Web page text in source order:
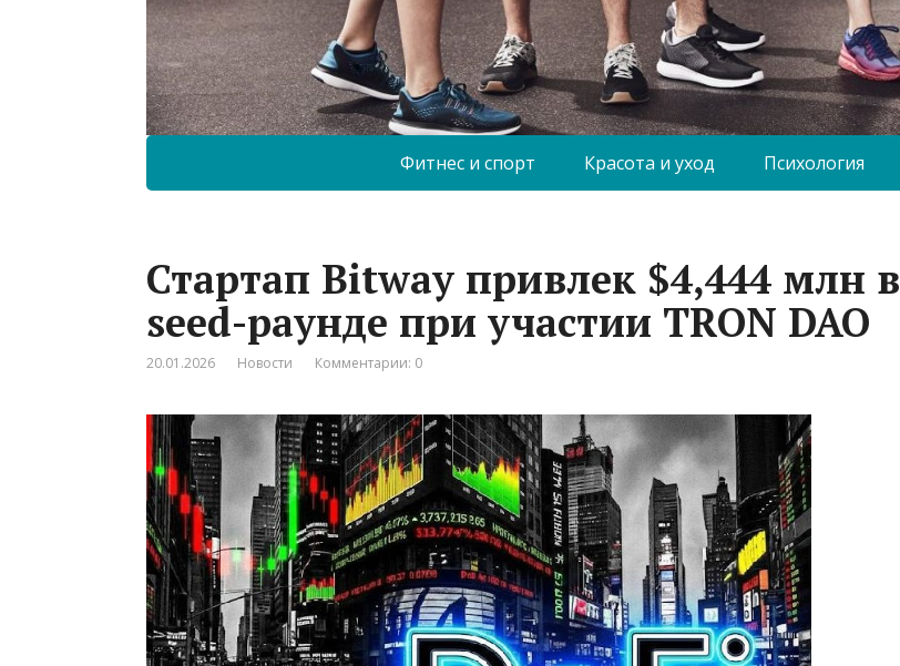
Фитнес и спорт Красота и уход Психология
Стартап Bitway привлек $4,444 млн в
seed-раунде при участии TRON DAO
20.01.2026 Новости Комментарии: 0